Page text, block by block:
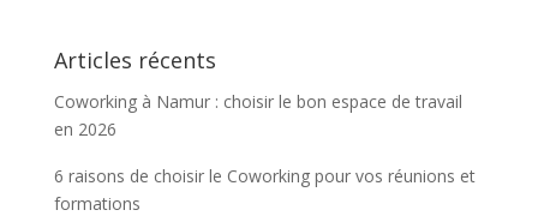
Articles récents
Coworking à Namur : choisir le bon espace de travail
en 2026
6 raisons de choisir le Coworking pour vos réunions et
formations